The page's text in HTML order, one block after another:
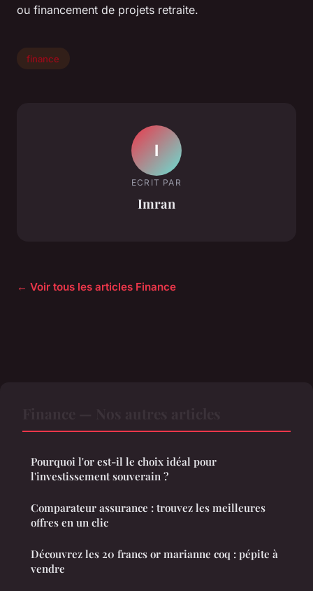
ou financement de projets retraite.
finance
I
ECRIT PAR
Imran
← Voir tous les articles Finance
Pourquoi l'or est-il le choix idéal pour
l'investissement souverain ?
Comparateur assurance : trouvez les meilleures
offres en un clic
Découvrez les 20 francs or marianne coq : pépite à
vendre